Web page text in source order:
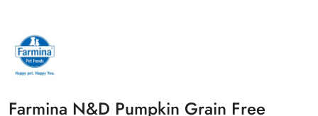
NAZWA
PRODUCENTA:
FARMINA
Farmina N&D Pumpkin Grain Free